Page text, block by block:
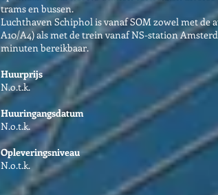
trams en bussen.
Luchthaven Schiphol is vanaf SOM zowel met de
A10/A4) als met de trein vanaf NS-station
minuten bereikbaar.
Huurprijs
N.o.t.k.
Huuringangsdatum
N.o.t.k.
Opleveringsniveau
N.o.t.k.